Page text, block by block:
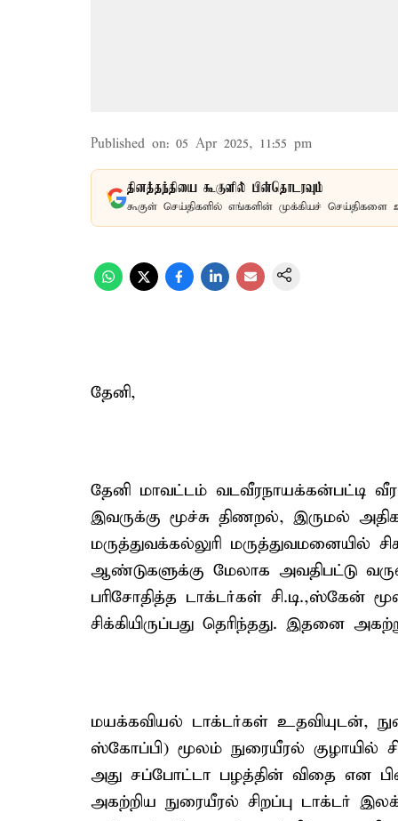
Published on: 05 Apr 2025, 11:55 pm
தினத்தந்தியை கூகுளில் பின்தொடரவும்
கூகுள் செய்திகளில் எங்களின் முக்கியச் செய்திகளை
தேனி,
தேனி மாவட்டம் வடவீரநாயக்கன்பட்டி
இவருக்கு மூச்சு திணறல், இருமல்
மருத்துவக்கல்லுரி மருத்துவமனையில்
ஆண்டுகளுக்கு மேலாக அவதிபட்டு
பரிசோதித்த டாக்டர்கள் சி.டி.,ஸ்கேன்
சிக்கியிருப்பது தெரிந்தது. இதனை
மயக்கவியல் டாக்டர்கள் உதவியுடன்,
ஸ்கோப்பி) மூலம் நுரையீரல் குழாயில்
அது சப்போட்டா பழத்தின் விதை என
அகற்றிய நுரையீரல் சிறப்பு டாக்டர்